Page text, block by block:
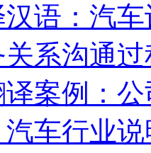
语：汽
系沟通
案例：
车行业